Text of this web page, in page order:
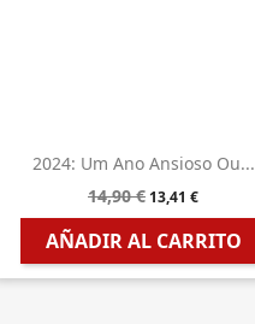
2024: Um Ano Ansioso Ou...
14,90 € 13,41 €
AÑADIR AL CARRITO
 Vista rápida